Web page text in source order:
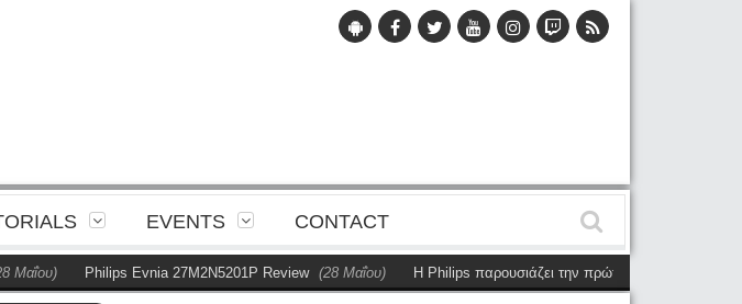
EVENTS CONTACT
Evnia 27M2N5201P Review (28 Μαΐου) Η Philips παρουσιάζει την πρώτη αυτόνομη dual-sided οθόνη